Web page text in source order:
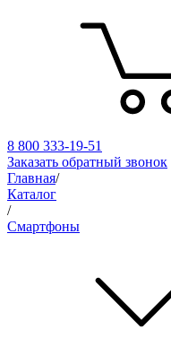
8 800 333-19-51
Заказать обратный звонок
Главная/
Каталог
/
Смартфоны